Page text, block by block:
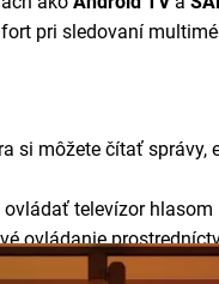
pri sledovaní
si môžete čítať
televízor
ovládanie
šikovným diaľkovým